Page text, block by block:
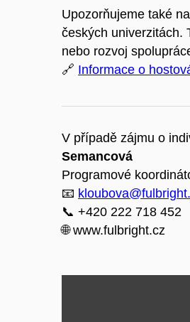
Upozorňujeme také
českých univerzitách.
nebo rozvoj
🔗 Informace o
V případě zájmu o
Semancová
Programové
📧
📞 +420 222 718 452
🌐 www.fulbright.cz